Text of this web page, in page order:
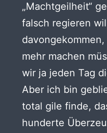
„Machtgeilheit“
falsch regieren
mehr machen
wir ja jeden Tag
Aber ich bin
total gile finde,
hunderte